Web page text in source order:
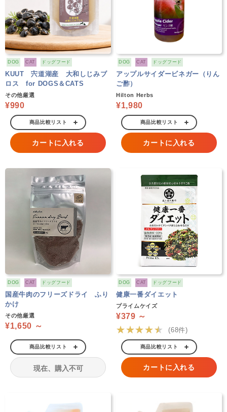
DOG CAT ドッグフード
KUUT 宍道湖産 大和しじみブ
ロス for DOGS＆CATS
その他厳選
¥990
商品比較リスト
カートに入れる
DOG CAT ドッグフード
アップルサイダービネガー（りん
ご酢）
Hilton Herbs
¥1,980
商品比較リスト
カートに入れる
DOG CAT ドッグフード
国産牛肉のフリーズドライ ふり
かけ
その他厳選
¥1,650 ～
商品比較リスト
現在、購入不可
DOG CAT ドッグフード
健康一番ダイエット
プライムケイズ
¥379 ～
★★★★★ (68件)
商品比較リスト
カートに入れる